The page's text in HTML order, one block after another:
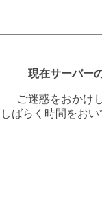
現在サーバー
ご迷惑をおかけ
しばらく時間をお